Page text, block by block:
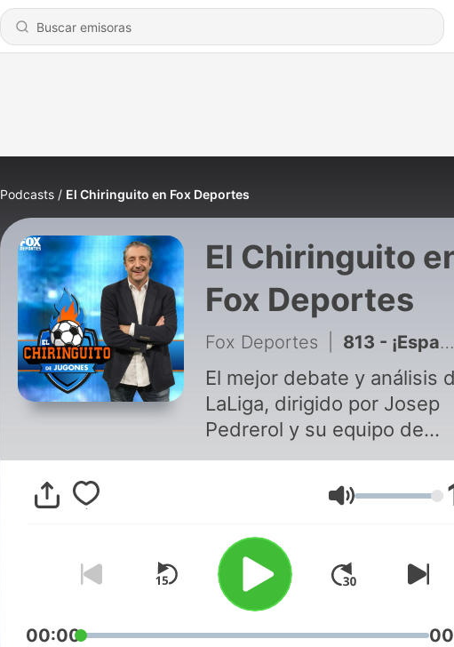
Podcasts El Chiringuito en Fox Deportes
El Chiringuito
Fox Deportes
Fox Deportes 813 - ¡España es campeona del Mundo!
El mejor debate y análisis
LaLiga, dirigido por Josep
Pedrerol y su equipo de
especialistas.
Volumen
00:00